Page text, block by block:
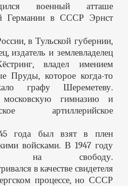
военный атташе
Германии в СССР Эрнст
в Тульской губернии,
издатель и землевладелец
владел имением
Пруды, которое когда-то
графу Шереметеву.
московскую гимназию и
артиллерийское
года был взят в плен
войсками. В 1947 году
на свободу.
в качестве свидетеля
процессе, но СССР